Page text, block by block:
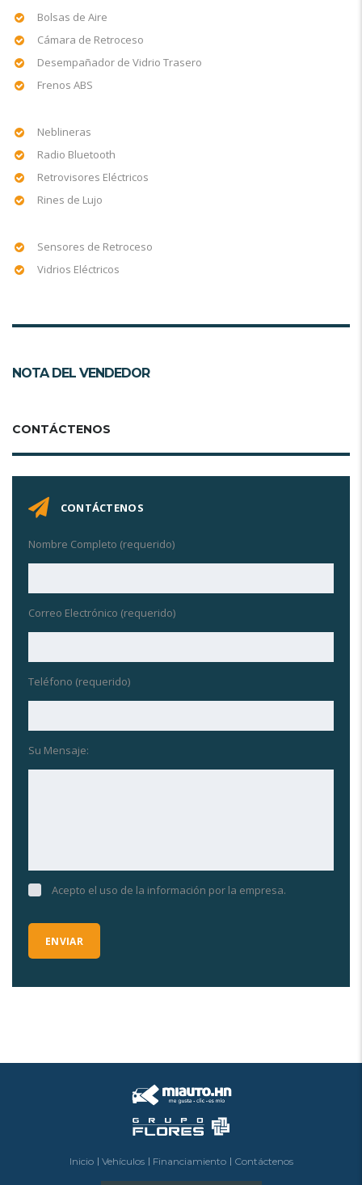
Bolsas de Aire
Cámara de Retroceso
Desempañador de Vidrio Trasero
Frenos ABS
Neblineras
Radio Bluetooth
Retrovisores Eléctricos
Rines de Lujo
Sensores de Retroceso
Vidrios Eléctricos
NOTA DEL VENDEDOR
CONTÁCTENOS
CONTÁCTENOS
Nombre Completo (requerido)
Correo Electrónico (requerido)
Teléfono (requerido)
Su Mensaje:
Acepto el uso de la información por la empresa.
Inicio Vehículos Financiamiento Contáctenos